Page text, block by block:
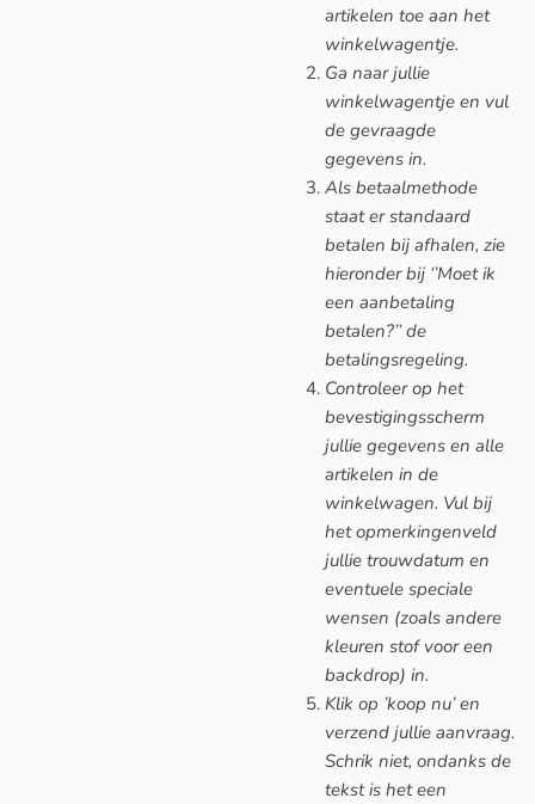
artikelen toe aan het
winkelwagentje.
Ga naar jullie
winkelwagentje en vul
de gevraagde
gegevens in.
Als betaalmethode
staat er standaard
betalen bij afhalen, zie
hieronder bij ‘’Moet ik
een aanbetaling
betalen?’’ de
betalingsregeling.
Controleer op het
bevestigingsscherm
jullie gegevens en alle
artikelen in de
winkelwagen. Vul bij
het opmerkingenveld
jullie trouwdatum en
eventuele speciale
wensen (zoals andere
kleuren stof voor een
backdrop) in.
Klik op ’koop nu’ en
verzend jullie aanvraag.
Schrik niet, ondanks de
tekst is het een